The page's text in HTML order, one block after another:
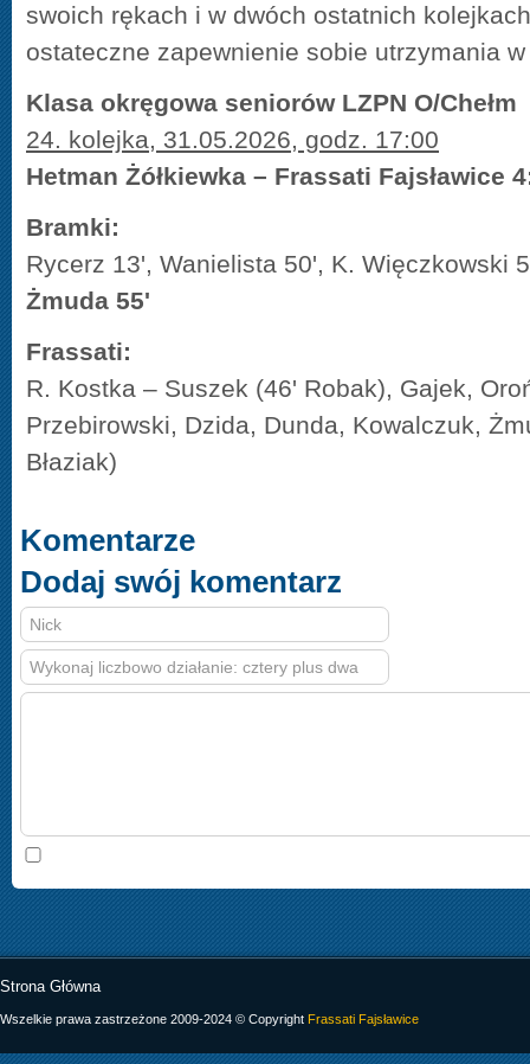
swoich rękach i w dwóch ostatnich
ostateczne zapewnienie sobie utrzymania
Klasa okręgowa seniorów LZPN O/Chełm
24. kolejka, 31.05.2026, godz. 17:00
Hetman Żółkiewka – Frassati Fajsławice
Bramki:
Rycerz 13', Wanielista 50', K. Więczkowski
Żmuda 55'
Frassati:
R. Kostka – Suszek (46' Robak), Gajek,
Przebirowski, Dzida, Dunda, Kowalczuk,
Błaziak)
Komentarze
Dodaj swój komentarz
Strona Główna
Wszelkie prawa zastrzeżone 2009-2024 © Copyright Frassati Fajsławice